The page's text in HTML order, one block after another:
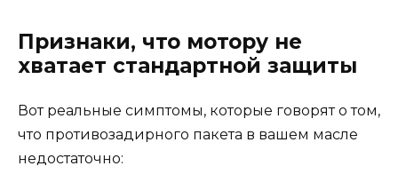
Признаки, что мотору не
хватает стандартной защиты
Вот реальные симптомы, которые говорят о том,
что противозадирного пакета в вашем масле
недостаточно: